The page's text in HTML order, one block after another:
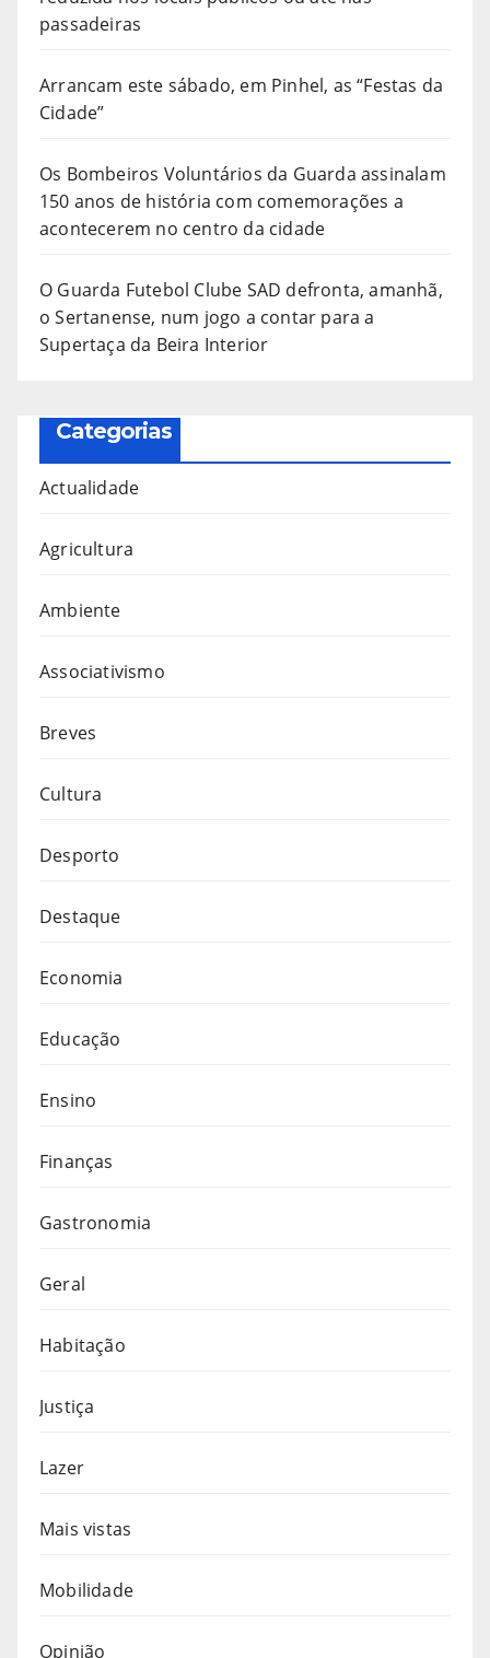
passadeiras
Arrancam este sábado, em Pinhel, as “Festas da
Cidade”
Os Bombeiros Voluntários da Guarda assinalam
150 anos de história com comemorações a
acontecerem no centro da cidade
O Guarda Futebol Clube SAD defronta, amanhã,
o Sertanense, num jogo a contar para a
Supertaça da Beira Interior
Categorias
Actualidade
Agricultura
Ambiente
Associativismo
Breves
Cultura
Desporto
Destaque
Economia
Educação
Ensino
Finanças
Gastronomia
Geral
Habitação
Justiça
Lazer
Mais vistas
Mobilidade
Opinião